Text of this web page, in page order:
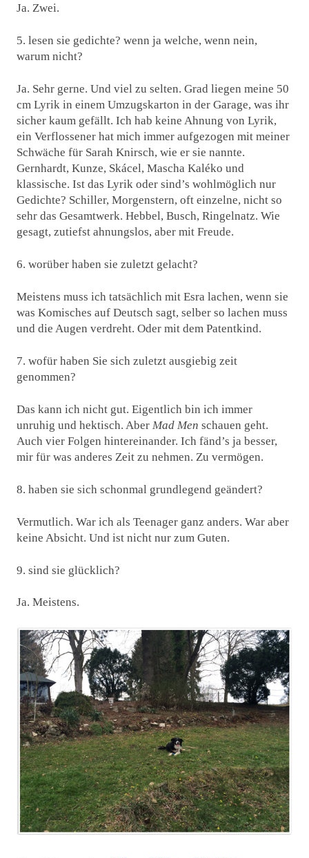
Ja. Zwei.
5. lesen sie gedichte? wenn ja welche, wenn nein,
warum nicht?
Ja. Sehr gerne. Und viel zu selten. Grad liegen meine 50
cm Lyrik in einem Umzugskarton in der Garage, was ihr
sicher kaum gefällt. Ich hab keine Ahnung von Lyrik,
ein Verflossener hat mich immer aufgezogen mit meiner
Schwäche für Sarah Knirsch, wie er sie nannte.
Gernhardt, Kunze, Skácel, Mascha Kaléko und
klassische. Ist das Lyrik oder sind’s wohlmöglich nur
Gedichte? Schiller, Morgenstern, oft einzelne, nicht so
sehr das Gesamtwerk. Hebbel, Busch, Ringelnatz. Wie
gesagt, zutiefst ahnungslos, aber mit Freude.
6. worüber haben sie zuletzt gelacht?
Meistens muss ich tatsächlich mit Esra lachen, wenn sie
was Komisches auf Deutsch sagt, selber so lachen muss
und die Augen verdreht. Oder mit dem Patentkind.
7. wofür haben Sie sich zuletzt ausgiebig zeit
genommen?
Das kann ich nicht gut. Eigentlich bin ich immer
unruhig und hektisch. Aber Mad Men schauen geht.
Auch vier Folgen hintereinander. Ich fänd’s ja besser,
mir für was anderes Zeit zu nehmen. Zu vermögen.
8. haben sie sich schonmal grundlegend geändert?
Vermutlich. War ich als Teenager ganz anders. War aber
keine Absicht. Und ist nicht nur zum Guten.
9. sind sie glücklich?
Ja. Meistens.